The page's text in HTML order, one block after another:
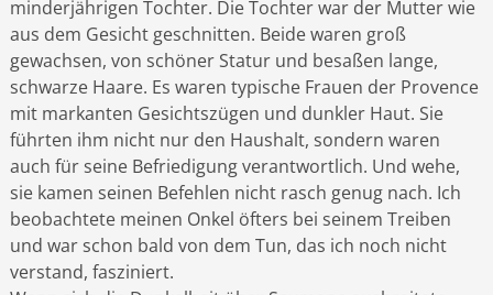
minderjährigen Tochter. Die Tochter war der Mutter wie
aus dem Gesicht geschnitten. Beide waren groß
gewachsen, von schöner Statur und besaßen lange,
schwarze Haare. Es waren typische Frauen der Provence
mit markanten Gesichtszügen und dunkler Haut. Sie
führten ihm nicht nur den Haushalt, sondern waren
auch für seine Befriedigung verantwortlich. Und wehe,
sie kamen seinen Befehlen nicht rasch genug nach. Ich
beobachtete meinen Onkel öfters bei seinem Treiben
und war schon bald von dem Tun, das ich noch nicht
verstand, fasziniert.